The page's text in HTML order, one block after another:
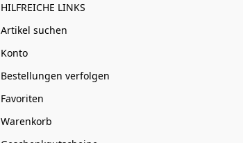
HILFREICHE LINKS
Artikel suchen
Konto
Bestellungen verfolgen
Favoriten
Warenkorb